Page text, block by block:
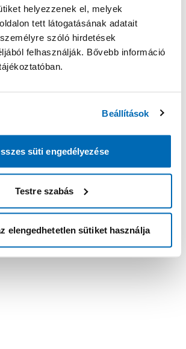
helyezzenek el, melyek
tett látogatásának adatait
szóló hirdetések
felhasználják. Bővebb információ
Beállítások
süti engedélyezése
Testre szabás
elengedhetetlen sütiket használja